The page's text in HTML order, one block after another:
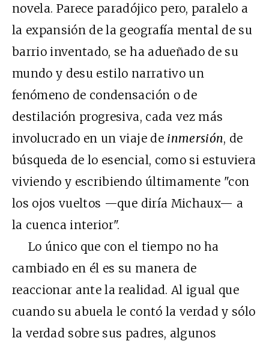
novela. Parece paradójico pero, paralelo a
la expansión de la geografía mental de su
barrio inventado, se ha adueñado de su
mundo y desu estilo narrativo un
fenómeno de condensación o de
destilación progresiva, cada vez más
involucrado en un viaje de inmersión, de
búsqueda de lo esencial, como si estuviera
viviendo y escribiendo últimamente "con
los ojos vueltos —que diría Michaux— a
la cuenca interior".
Lo único que con el tiempo no ha
cambiado en él es su manera de
reaccionar ante la realidad. Al igual que
cuando su abuela le contó la verdad y sólo
la verdad sobre sus padres, algunos